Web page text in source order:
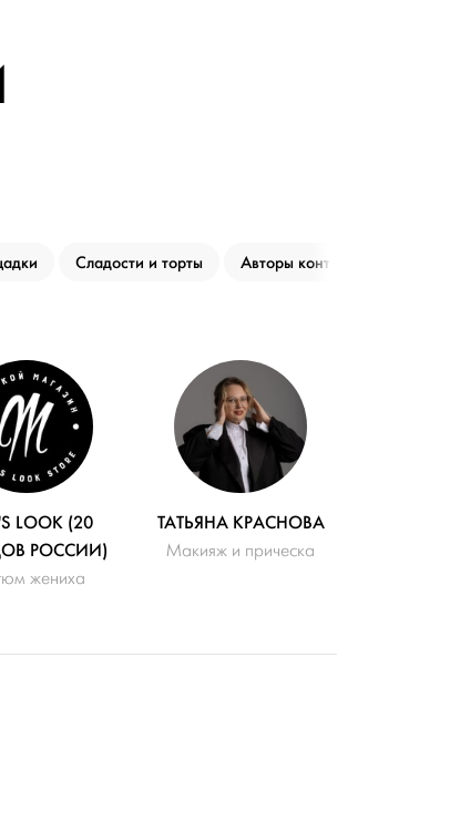
Сладости и торты Авторы контента
LOOK (20
РОССИИ)
жениха
ТАТЬЯНА КРАСНОВА
Макияж и прическа